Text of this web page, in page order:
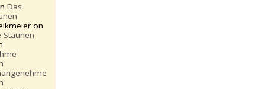
Das
on
Staunen